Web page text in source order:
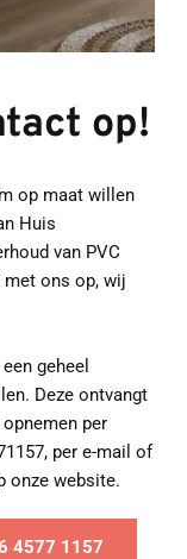
op!
op maat willen
Huis
van PVC
met ons op, wij
geheel
Deze ontvangt
per
per e-mail of
onze website.
4577 1157